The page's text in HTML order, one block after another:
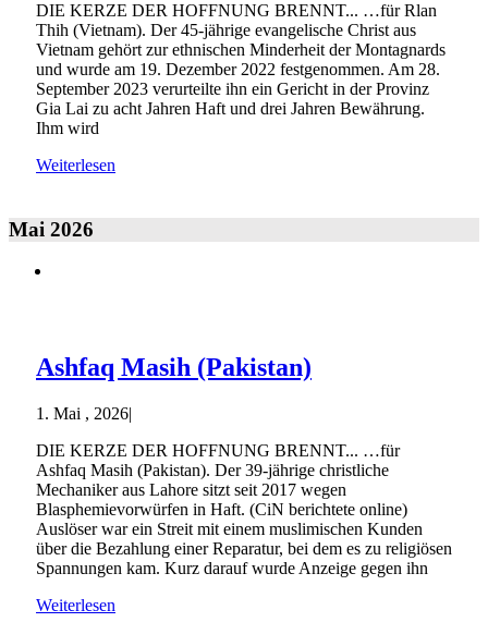
DIE KERZE DER HOFFNUNG BRENNT... …für Rlan
Thih (Vietnam). Der 45-jährige evangelische Christ aus
Vietnam gehört zur ethnischen Minderheit der Montagnards
und wurde am 19. Dezember 2022 festgenommen. Am 28.
September 2023 verurteilte ihn ein Gericht in der Provinz
Gia Lai zu acht Jahren Haft und drei Jahren Bewährung.
Ihm wird
Weiterlesen
Mai 2026
Ashfaq Masih (Pakistan)
1. Mai , 2026|
DIE KERZE DER HOFFNUNG BRENNT... …für
Ashfaq Masih (Pakistan). Der 39-jährige christliche
Mechaniker aus Lahore sitzt seit 2017 wegen
Blasphemievorwürfen in Haft. (CiN berichtete online)
Auslöser war ein Streit mit einem muslimischen Kunden
über die Bezahlung einer Reparatur, bei dem es zu religiösen
Spannungen kam. Kurz darauf wurde Anzeige gegen ihn
Weiterlesen